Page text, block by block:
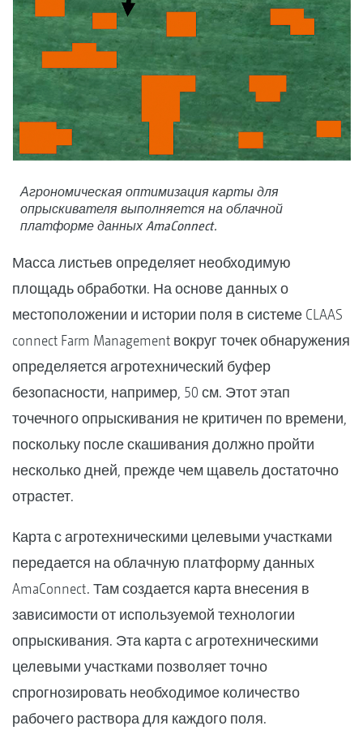
Агрономическая оптимизация карты для
опрыскивателя выполняется на облачной
платформе данных AmaConnect.
Масса листьев определяет необходимую
площадь обработки. На основе данных о
местоположении и истории поля в системе CLAAS
connect Farm Management вокруг точек обнаружения
определяется агротехнический буфер
безопасности, например, 50 см. Этот этап
точечного опрыскивания не критичен по времени,
поскольку после скашивания должно пройти
несколько дней, прежде чем щавель достаточно
отрастет.
Карта с агротехническими целевыми участками
передается на облачную платформу данных
AmaConnect. Там создается карта внесения в
зависимости от используемой технологии
опрыскивания. Эта карта с агротехническими
целевыми участками позволяет точно
спрогнозировать необходимое количество
рабочего раствора для каждого поля.